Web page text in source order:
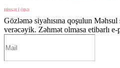
HİSSƏLİ ÖDƏ
Gözləmə siyahısına qoşulun Məhsul
verəcəyik. Zəhmət olmasa etibarlı e-